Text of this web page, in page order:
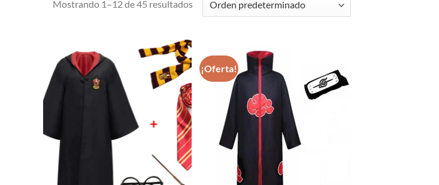
Mostrando 1–12 de 45 resultados
¡Oferta!